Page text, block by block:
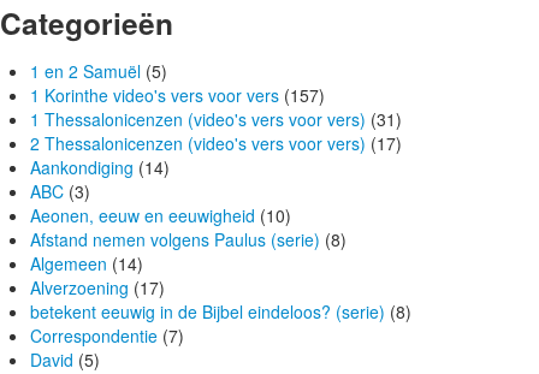
Categorieën
1 en 2 Samuël (5)
1 Korinthe video's vers voor vers (157)
1 Thessalonicenzen (video's vers voor vers) (31)
2 Thessalonicenzen (video's vers voor vers) (17)
Aankondiging (14)
ABC (3)
Aeonen, eeuw en eeuwigheid (10)
Afstand nemen volgens Paulus (serie) (8)
Algemeen (14)
Alverzoening (17)
betekent eeuwig in de Bijbel eindeloos? (serie) (8)
Correspondentie (7)
David (5)